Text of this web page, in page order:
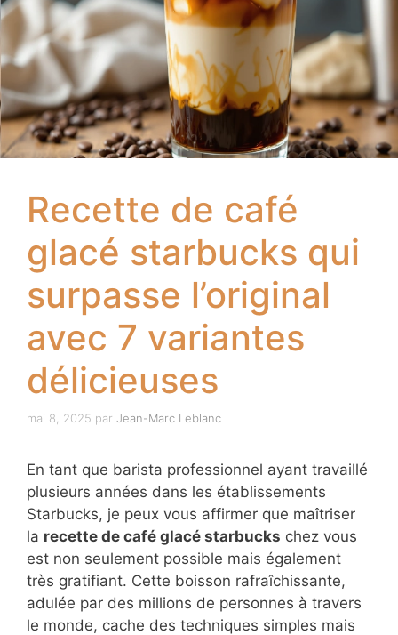
Recette de café
glacé starbucks qui
surpasse l’original
avec 7 variantes
délicieuses
mai 8, 2025 par Jean-Marc Leblanc
En tant que barista professionnel ayant travaillé
plusieurs années dans les établissements
Starbucks, je peux vous affirmer que maîtriser
la recette de café glacé starbucks chez vous
est non seulement possible mais également
très gratifiant. Cette boisson rafraîchissante,
adulée par des millions de personnes à travers
le monde, cache des techniques simples mais